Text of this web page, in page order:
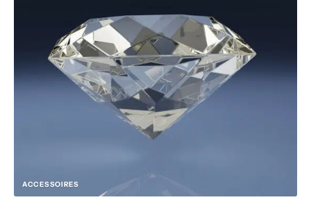
ACCESSOIRES